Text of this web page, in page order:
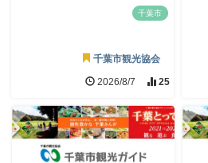
千葉市
千葉市観光協会
2026/8/7 25